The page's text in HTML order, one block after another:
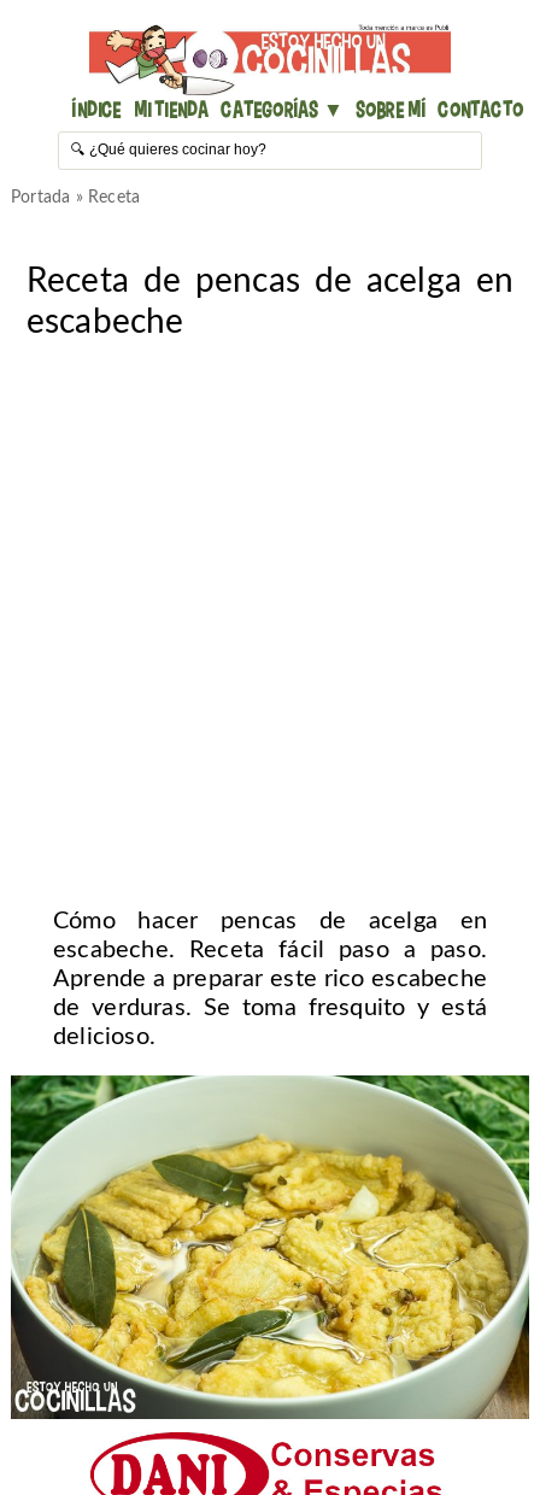
Índice Mi Tienda Categorías ▼ Sobre mí Contacto
Portada » Receta
Receta de pencas de acelga en
escabeche
Cómo hacer pencas de acelga en
escabeche. Receta fácil paso a paso.
Aprende a preparar este rico escabeche
de verduras. Se toma fresquito y está
delicioso.